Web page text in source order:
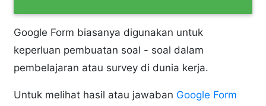
Google Form biasanya digunakan untuk
keperluan pembuatan soal - soal dalam
pembelajaran atau survey di dunia kerja.
Untuk melihat hasil atau jawaban Google Form